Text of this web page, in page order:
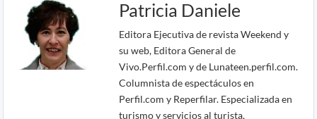
Patricia Daniele
Editora Ejecutiva de revista Weekend y
su web, Editora General de
Vivo.Perfil.com y de Lunateen.perfil.com.
Columnista de espectáculos en
Perfil.com y Reperfilar. Especializada en
turismo y servicios al turista,